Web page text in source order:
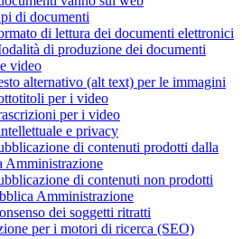
di documenti
di lettura dei documenti elettronici
di produzione dei documenti
video
alternativo (alt text) per le immagini
per i video
per i video
e privacy
di contenuti prodotti dalla
Amministrazione
di contenuti non prodotti
Amministrazione
dei soggetti ritratti
per i motori di ricerca (SEO)